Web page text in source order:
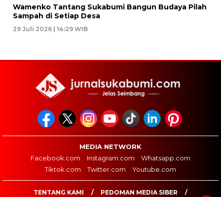
Wamenko Tantang Sukabumi Bangun Budaya Pilah
Sampah di Setiap Desa
29 Juli 2026 | 14:29 WIB
MEDIA NETWORK
Facebook.com
Instagram.com
Whatsapp.com
Tiktok.com
Twitter.com Youtube.com
TENTANG KAMI PEDOMAN MEDIA SIBER